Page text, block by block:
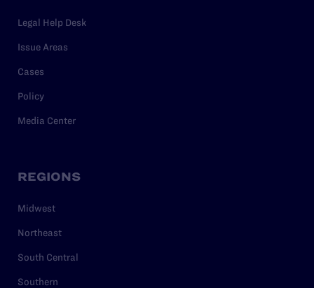
Legal Help Desk
Issue Areas
Cases
Policy
Media Center
REGIONS
Midwest
Northeast
South Central
Southern